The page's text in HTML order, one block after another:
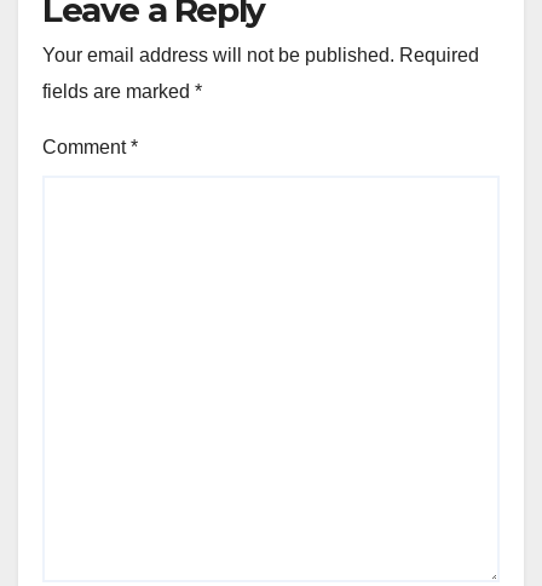
Leave a Reply
Your email address will not be published. Required
fields are marked *
Comment*